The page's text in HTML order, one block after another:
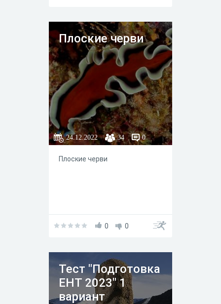
Плоские черви
24.12.2022 34 0
Плоские червиᅠ ᅠ ᅠ ᅠ ᅠ ᅠ ᅠ
0 0
Тест "Подготовка
ЕНТ 2023" 1
вариант